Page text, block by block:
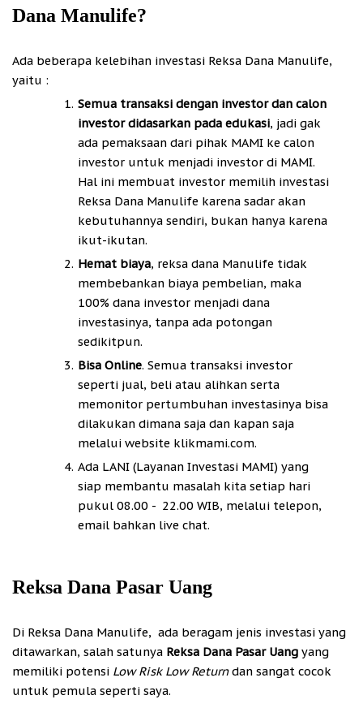
Dana Manulife?
Ada beberapa kelebihan investasi Reksa Dana Manulife,
yaitu :
Semua transaksi dengan investor dan calon
investor didasarkan pada edukasi, jadi gak
ada pemaksaan dari pihak MAMI ke calon
investor untuk menjadi investor di MAMI.
Hal ini membuat investor memilih investasi
Reksa Dana Manulife karena sadar akan
kebutuhannya sendiri, bukan hanya karena
ikut-ikutan.
Hemat biaya, reksa dana Manulife tidak
membebankan biaya pembelian, maka
100% dana investor menjadi dana
investasinya, tanpa ada potongan
sedikitpun.
Bisa Online. Semua transaksi investor
seperti jual, beli atau alihkan serta
memonitor pertumbuhan investasinya bisa
dilakukan dimana saja dan kapan saja
melalui website klikmami.com.
Ada LANI (Layanan Investasi MAMI) yang
siap membantu masalah kita setiap hari
pukul 08.00 - 22.00 WIB, melalui telepon,
email bahkan live chat.
Reksa Dana Pasar Uang
Di Reksa Dana Manulife, ada beragam jenis investasi yang
ditawarkan, salah satunya Reksa Dana Pasar Uang yang
memiliki potensi Low Risk Low Returndan sangat cocok
untuk pemula seperti saya.